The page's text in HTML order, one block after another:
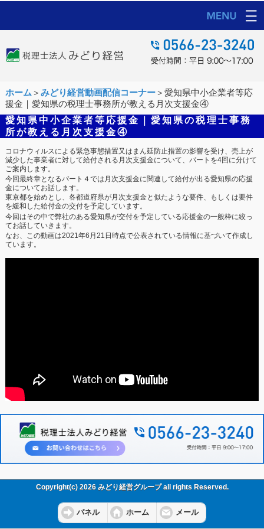
ホーム ＞ みどり経営動画配信コーナー＞愛知県中小企業者等応
援金｜愛知県の税理士事務所が教える月次支援金④
愛知県中小企業者等応援金｜愛知県の税理士事務
所が教える月次支援金④
コロナウィルスによる緊急事態措置又はまん延防止措置の影響を受け、売上が
減少した事業者に対して給付される月次支援金について、パートを4回に分けて
ご案内します。
今回最終章となるパート４では月次支援金に関連して給付が出る愛知県の応援
金についてお話します。
東京都を始めとし、各都道府県が月次支援金と似たような要件、もしくは要件
を緩和した給付金の交付を予定しています。
今回はその中で弊社のある愛知県が交付を予定している応援金の一般枠に絞っ
てお話していきます。
なお、この動画は2021年6月21日時点で公表されている情報に基づいて作成し
ています。
Copyright(c) 2026 みどり経営グループ all rights Reserved.
パネル ホーム メール